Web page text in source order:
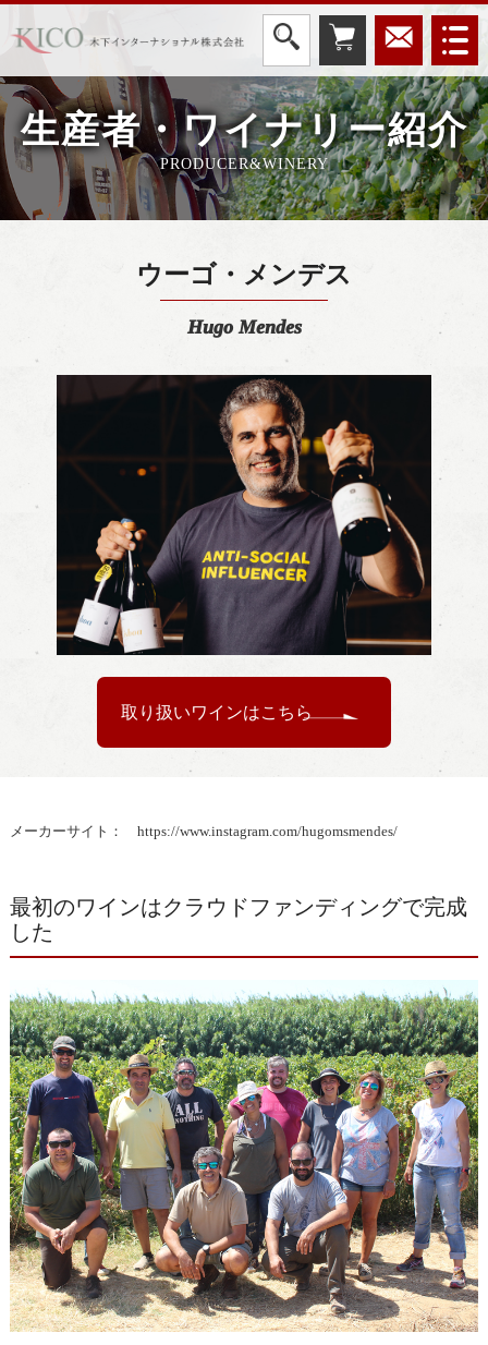
生産者・ワイナリー紹介
PRODUCER&WINERY
ウーゴ・メンデス
Hugo Mendes
取り扱いワインはこちら
メーカーサイト： https://www.instagram.com/hugomsmendes/
最初のワインはクラウドファンディングで完成
した